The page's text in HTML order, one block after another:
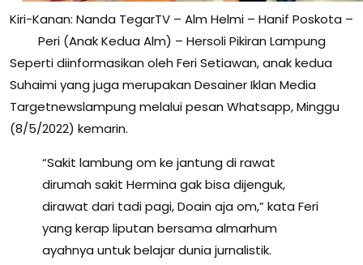
Kiri-Kanan: Nanda TegarTV – Alm Helmi – Hanif Poskota –
Peri (Anak Kedua Alm) – Hersoli Pikiran Lampung
Seperti diinformasikan oleh Feri Setiawan, anak kedua
Suhaimi yang juga merupakan Desainer Iklan Media
Targetnewslampung melalui pesan Whatsapp, Minggu
(8/5/2022) kemarin.
“Sakit lambung om ke jantung di rawat
dirumah sakit Hermina gak bisa dijenguk,
dirawat dari tadi pagi, Doain aja om,” kata Feri
yang kerap liputan bersama almarhum
ayahnya untuk belajar dunia jurnalistik.